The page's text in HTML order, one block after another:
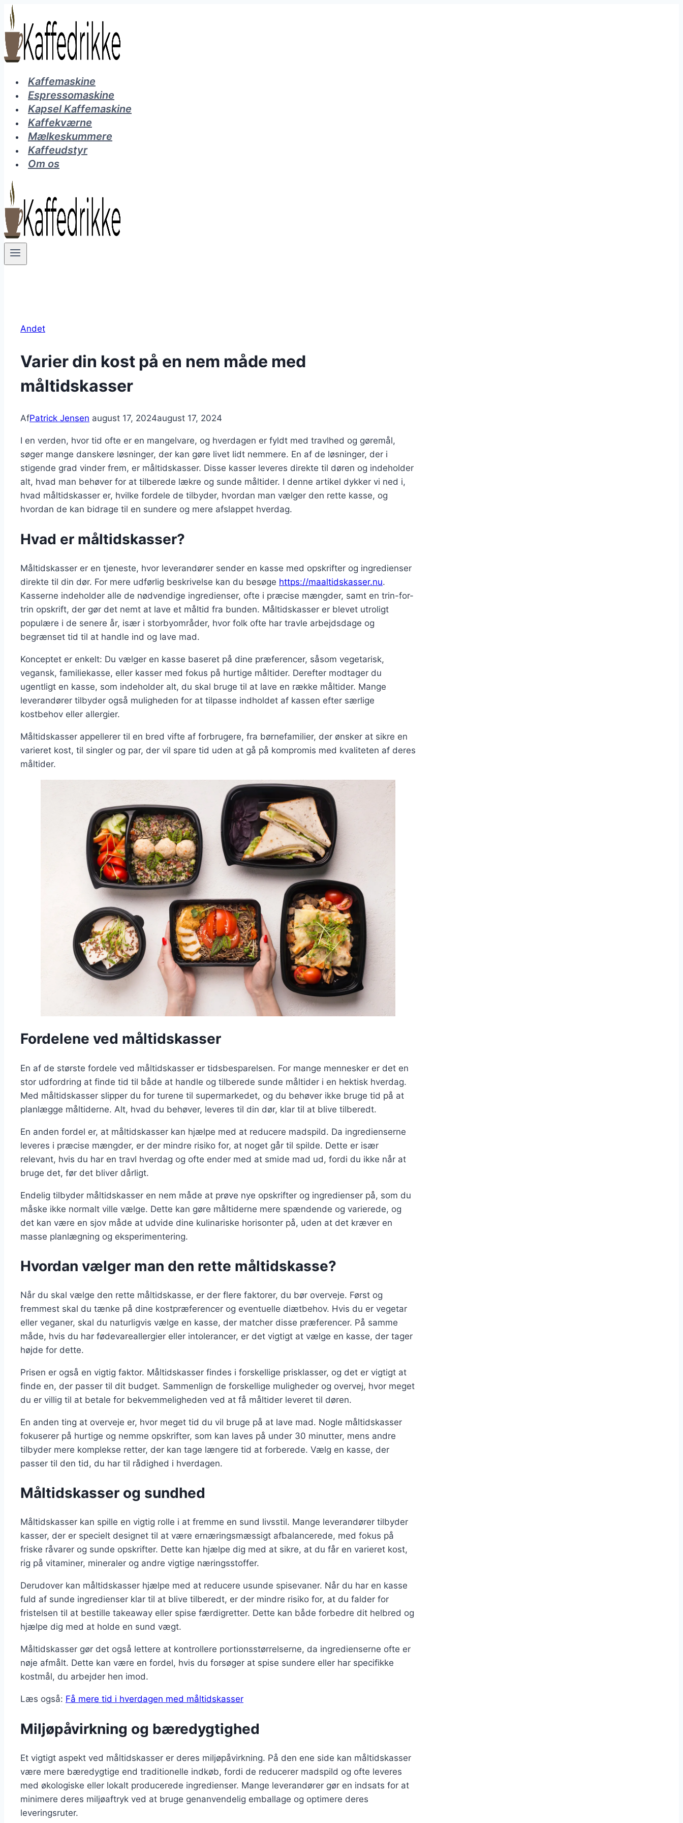
Fortsæt
til
indhold
Kaffemaskine
Espressomaskine
Kapsel Kaffemaskine
Kaffekværne
Mælkeskummere
Kaffeudstyr
Om os
Andet
Varier din kost på en nem måde med
måltidskasser
AfPatrick Jensen august 17, 2024august 17, 2024
I en verden, hvor tid ofte er en mangelvare, og hverdagen er fyldt med travlhed og gøremål,
søger mange danskere løsninger, der kan gøre livet lidt nemmere. En af de løsninger, der i
stigende grad vinder frem, er måltidskasser. Disse kasser leveres direkte til døren og indeholder
alt, hvad man behøver for at tilberede lækre og sunde måltider. I denne artikel dykker vi ned i,
hvad måltidskasser er, hvilke fordele de tilbyder, hvordan man vælger den rette kasse, og
hvordan de kan bidrage til en sundere og mere afslappet hverdag.
Hvad er måltidskasser?
Måltidskasser er en tjeneste, hvor leverandører sender en kasse med opskrifter og ingredienser
direkte til din dør. For mere udførlig beskrivelse kan du besøge https://maaltidskasser.nu.
Kasserne indeholder alle de nødvendige ingredienser, ofte i præcise mængder, samt en trin-for-
trin opskrift, der gør det nemt at lave et måltid fra bunden. Måltidskasser er blevet utroligt
populære i de senere år, især i storbyområder, hvor folk ofte har travle arbejdsdage og
begrænset tid til at handle ind og lave mad.
Konceptet er enkelt: Du vælger en kasse baseret på dine præferencer, såsom vegetarisk,
vegansk, familiekasse, eller kasser med fokus på hurtige måltider. Derefter modtager du
ugentligt en kasse, som indeholder alt, du skal bruge til at lave en række måltider. Mange
leverandører tilbyder også muligheden for at tilpasse indholdet af kassen efter særlige
kostbehov eller allergier.
Måltidskasser appellerer til en bred vifte af forbrugere, fra børnefamilier, der ønsker at sikre en
varieret kost, til singler og par, der vil spare tid uden at gå på kompromis med kvaliteten af deres
måltider.
Fordelene ved måltidskasser
En af de største fordele ved måltidskasser er tidsbesparelsen. For mange mennesker er det en
stor udfordring at finde tid til både at handle og tilberede sunde måltider i en hektisk hverdag.
Med måltidskasser slipper du for turene til supermarkedet, og du behøver ikke bruge tid på at
planlægge måltiderne. Alt, hvad du behøver, leveres til din dør, klar til at blive tilberedt.
En anden fordel er, at måltidskasser kan hjælpe med at reducere madspild. Da ingredienserne
leveres i præcise mængder, er der mindre risiko for, at noget går til spilde. Dette er især
relevant, hvis du har en travl hverdag og ofte ender med at smide mad ud, fordi du ikke når at
bruge det, før det bliver dårligt.
Endelig tilbyder måltidskasser en nem måde at prøve nye opskrifter og ingredienser på, som du
måske ikke normalt ville vælge. Dette kan gøre måltiderne mere spændende og varierede, og
det kan være en sjov måde at udvide dine kulinariske horisonter på, uden at det kræver en
masse planlægning og eksperimentering.
Hvordan vælger man den rette måltidskasse?
Når du skal vælge den rette måltidskasse, er der flere faktorer, du bør overveje. Først og
fremmest skal du tænke på dine kostpræferencer og eventuelle diætbehov. Hvis du er vegetar
eller veganer, skal du naturligvis vælge en kasse, der matcher disse præferencer. På samme
måde, hvis du har fødevareallergier eller intolerancer, er det vigtigt at vælge en kasse, der tager
højde for dette.
Prisen er også en vigtig faktor. Måltidskasser findes i forskellige prisklasser, og det er vigtigt at
finde en, der passer til dit budget. Sammenlign de forskellige muligheder og overvej, hvor meget
du er villig til at betale for bekvemmeligheden ved at få måltider leveret til døren.
En anden ting at overveje er, hvor meget tid du vil bruge på at lave mad. Nogle måltidskasser
fokuserer på hurtige og nemme opskrifter, som kan laves på under 30 minutter, mens andre
tilbyder mere komplekse retter, der kan tage længere tid at forberede. Vælg en kasse, der
passer til den tid, du har til rådighed i hverdagen.
Måltidskasser og sundhed
Måltidskasser kan spille en vigtig rolle i at fremme en sund livsstil. Mange leverandører tilbyder
kasser, der er specielt designet til at være ernæringsmæssigt afbalancerede, med fokus på
friske råvarer og sunde opskrifter. Dette kan hjælpe dig med at sikre, at du får en varieret kost,
rig på vitaminer, mineraler og andre vigtige næringsstoffer.
Derudover kan måltidskasser hjælpe med at reducere usunde spisevaner. Når du har en kasse
fuld af sunde ingredienser klar til at blive tilberedt, er der mindre risiko for, at du falder for
fristelsen til at bestille takeaway eller spise færdigretter. Dette kan både forbedre dit helbred og
hjælpe dig med at holde en sund vægt.
Måltidskasser gør det også lettere at kontrollere portionsstørrelserne, da ingredienserne ofte er
nøje afmålt. Dette kan være en fordel, hvis du forsøger at spise sundere eller har specifikke
kostmål, du arbejder hen imod.
Læs også: Få mere tid i hverdagen med måltidskasser
Miljøpåvirkning og bæredygtighed
Et vigtigt aspekt ved måltidskasser er deres miljøpåvirkning. På den ene side kan måltidskasser
være mere bæredygtige end traditionelle indkøb, fordi de reducerer madspild og ofte leveres
med økologiske eller lokalt producerede ingredienser. Mange leverandører gør en indsats for at
minimere deres miljøaftryk ved at bruge genanvendelig emballage og optimere deres
leveringsruter.